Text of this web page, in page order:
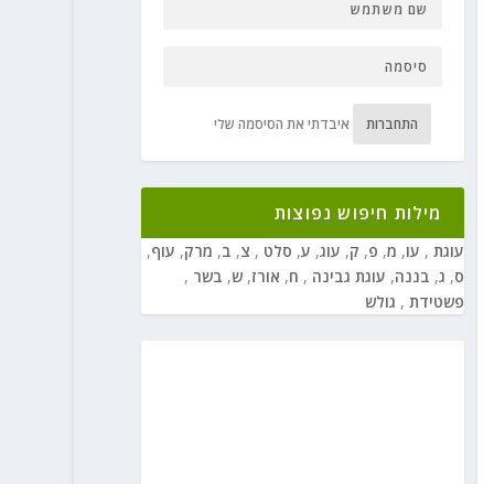
התחברות איבדתי את הסיסמה שלי
מילות חיפוש נפוצות
עוגת , עו, מ, פ, ק, עוג, ע, סלט , צ, ב, מרק, עוף,
ס, ג, בננה, עוגת גבינה , ח, אורז,ש, בשר ,
פשטידת , גולש